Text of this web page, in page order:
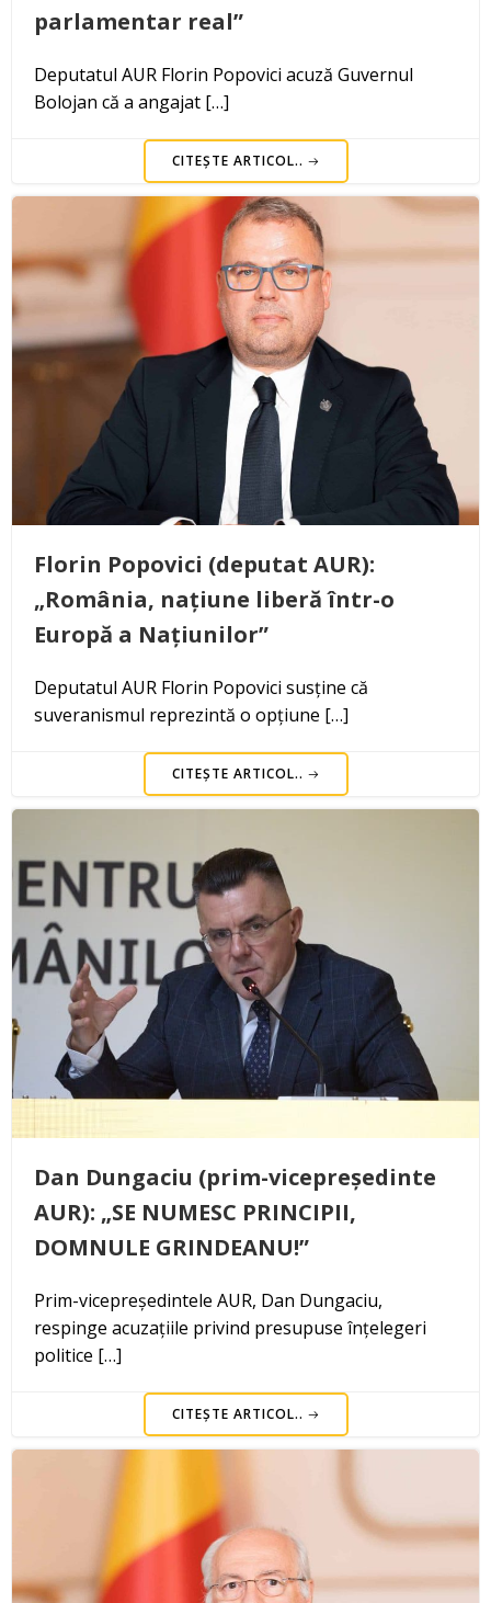
parlamentar real”
Deputatul AUR Florin Popovici acuză Guvernul
Bolojan că a angajat […]
CITEȘTE ARTICOL..
Florin Popovici (deputat AUR):
„România, națiune liberă într-o
Europă a Națiunilor”
Deputatul AUR Florin Popovici susține că
suveranismul reprezintă o opțiune […]
CITEȘTE ARTICOL..
Dan Dungaciu (prim-vicepreședinte
AUR): „SE NUMESC PRINCIPII,
DOMNULE GRINDEANU!”
Prim-vicepreședintele AUR, Dan Dungaciu,
respinge acuzațiile privind presupuse înțelegeri
politice […]
CITEȘTE ARTICOL..